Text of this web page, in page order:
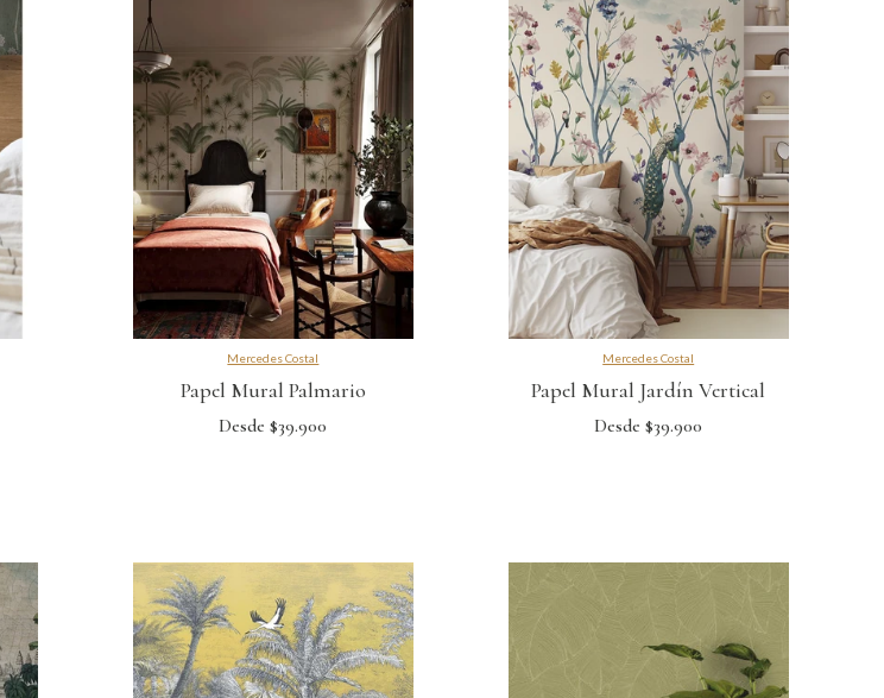
Mercedes Costal
Papel Mural Palmario
Desde $39.900
Mercedes Costal
Papel Mural Jardín Vertical
Desde $39.900